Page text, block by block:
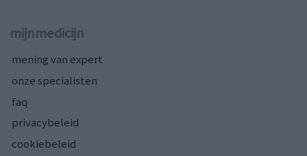
mijnmedicijn
mening van expert
onze specialisten
faq
privacybeleid
cookiebeleid